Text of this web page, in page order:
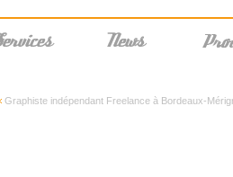
Graphiste indépendant Freelance à Bordeaux-